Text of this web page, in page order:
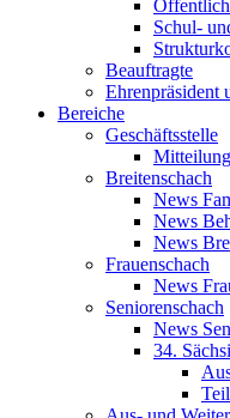
Schul-
Beauftragte
Ehrenpräsident
Bereiche
Geschäftsstelle
Breitenschach
News
News
News
Frauenschach
News
Seniorenschach
News
34.